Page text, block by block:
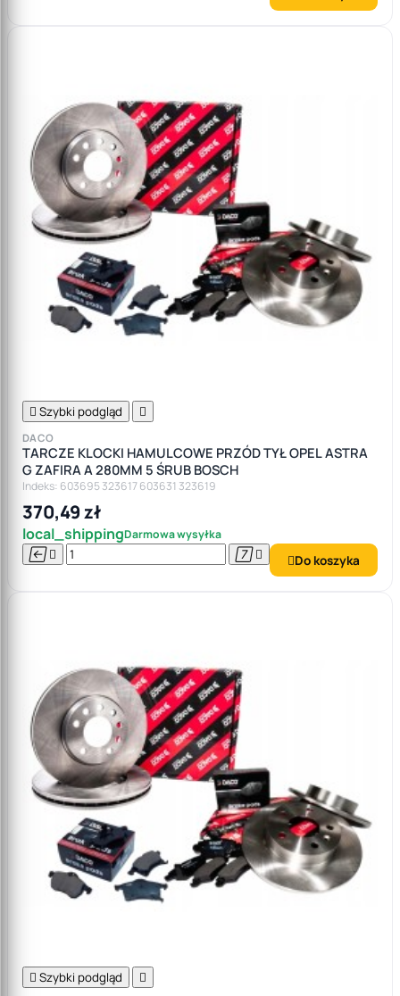
 Szybki podgląd 
DACO
TARCZE KLOCKI HAMULCOWE PRZÓD TYŁ OPEL ASTRA
G ZAFIRA A 280MM 5 ŚRUB BOSCH
Indeks: 603695 323617 603631 323619
370,49 zł
local_shippingDarmowa wysyłka
    Do koszyka
 Szybki podgląd 